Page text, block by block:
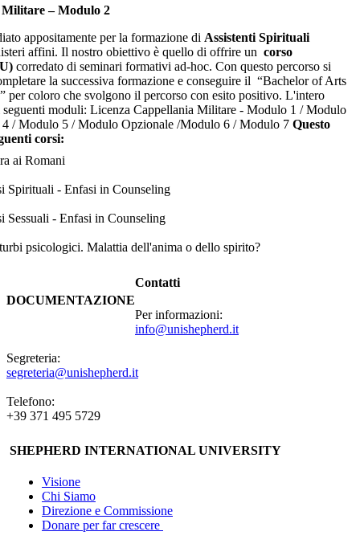
– Modulo 2
appositamente per la formazione di Assistenti Spirituali
affini. Il nostro obiettivo è quello di offrire un corso
corredato di seminari formativi ad-hoc. Con questo percorso si
la successiva formazione e conseguire il “Bachelor of Arts
per coloro che svolgono il percorso con esito positivo. L'intero
seguenti moduli: Licenza Cappellania Militare - Modulo 1 / Modulo
/ Modulo 5 / Modulo Opzionale /Modulo 6 / Modulo 7 Questo
corsi:
ai Romani
Spirituali - Enfasi in Counseling
Sessuali - Enfasi in Counseling
psicologici. Malattia dell'anima o dello spirito?
DOCUMENTAZIONE
Contatti
Per informazioni:
info@unishepherd.it
Segreteria:
segreteria@unishepherd.it
Telefono:
+39 371 495 5729
SHEPHERD INTERNATIONAL UNIVERSITY
Visione
Chi Siamo
Direzione e Commissione
Donare per far crescere